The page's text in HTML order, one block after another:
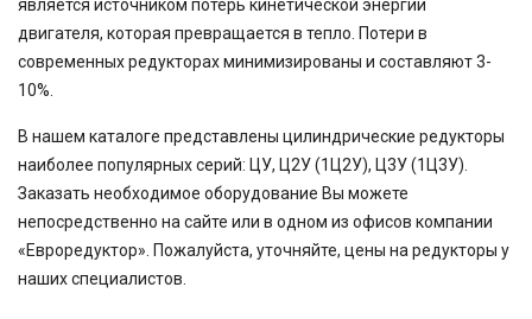
является источником потерь кинетической энергии
двигателя, которая превращается в тепло. Потери в
современных редукторах минимизированы и составляют 3-
10%.
В нашем каталоге представлены цилиндрические редукторы
наиболее популярных серий: ЦУ, Ц2У (1Ц2У), Ц3У (1Ц3У).
Заказать необходимое оборудование Вы можете
непосредственно на сайте или в одном из офисов компании
«Евроредуктор». Пожалуйста, уточняйте, цены на редукторы у
наших специалистов.